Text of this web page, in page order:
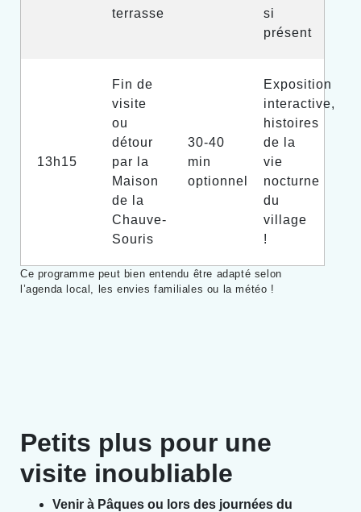
terrasse
si
présent
13h15
Fin de
visite
ou
détour
par la
Maison
de la
Chauve-
Souris
30-40
min
optionnel
Exposition
interactive,
histoires
de la
vie
nocturne
du
village
!
Ce programme peut bien entendu être adapté selon
l’agenda local, les envies familiales ou la météo !
Petits plus pour une
visite inoubliable
Venir à Pâques ou lors des journées du